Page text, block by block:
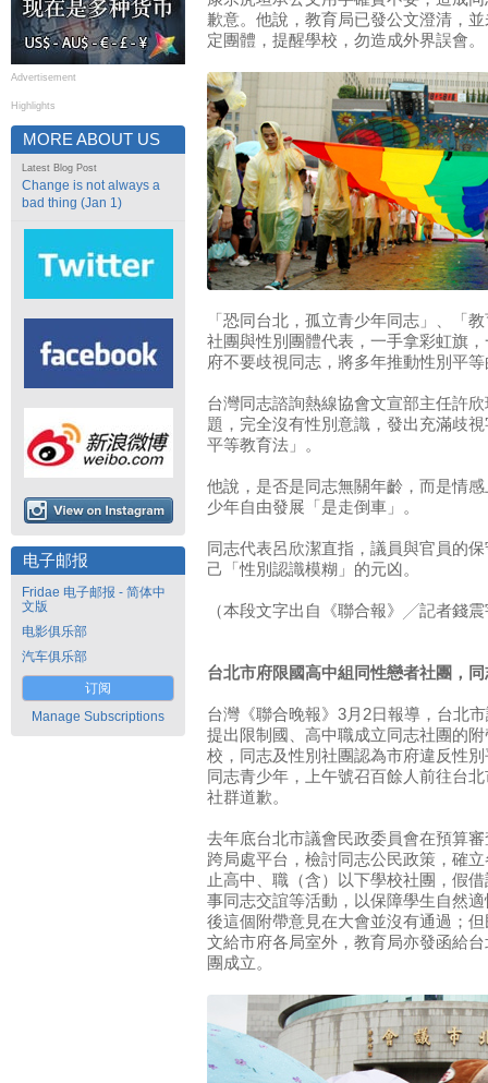
Advertisement
Highlights
MORE ABOUT US
Latest Blog Post
Change is not always a
bad thing (Jan 1)
电子邮报
Fridae 电子邮报 - 简体中
文版
电影俱乐部
汽车俱乐部
订阅
Manage Subscriptions
歉意。他說，教育局已發公文澄清，
定團體，提醒學校，勿造成外界誤會。
「恐同台北，孤立青少年同志」、「
社團與性別團體代表，一手拿彩虹旗
府不要歧視同志，將多年推動性別平
台灣同志諮詢熱線協會文宣部主任許
題，完全沒有性別意識，發出充滿歧
平等教育法」。
他說，是否是同志無關年齡，而是情
少年自由發展「是走倒車」。
同志代表呂欣潔直指，議員與官員的
己「性別認識模糊」的元凶。
（本段文字出自《聯合報》╱記者錢
台北市府限國高中組同性戀者社團，
台灣《聯合晚報》3月2日報導，台北
提出限制國、高中職成立同志社團的
校，同志及性別社團認為市府違反性
同志青少年，上午號召百餘人前往台
社群道歉。
去年底台北市議會民政委員會在預算
跨局處平台，檢討同志公民政策，確
止高中、職（含）以下學校社團，假
事同志交誼等活動，以保障學生自然
後這個附帶意見在大會並沒有通過；
文給市府各局室外，教育局亦發函給
團成立。